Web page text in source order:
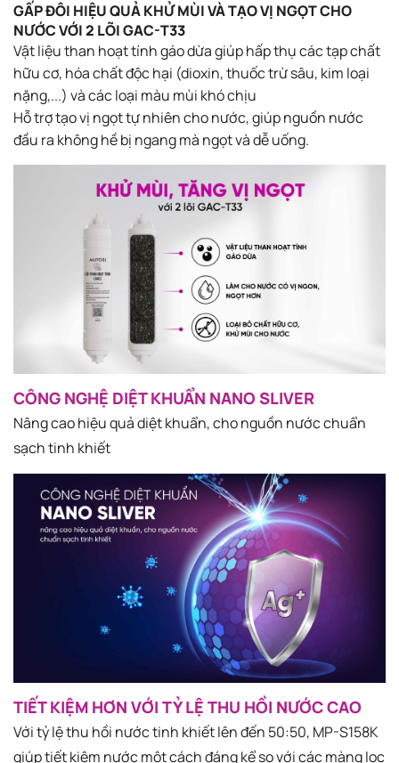
GẤP ĐÔI HIỆU QUẢ KHỬ MÙI VÀ TẠO VỊ NGỌT CHO
NƯỚC VỚI 2 LÕI GAC-T33
Vật liệu than hoạt tính gáo dừa giúp hấp thụ các tạp chất
hữu cơ, hóa chất độc hại (dioxin, thuốc trừ sâu, kim loại
nặng,...) và các loại màu mùi khó chịu
Hỗ trợ tạo vị ngọt tự nhiên cho nước, giúp nguồn nước
đầu ra không hề bị ngang mà ngọt và dễ uống.
CÔNG NGHỆ DIỆT KHUẨN NANO SLIVER
Nâng cao hiệu quả diệt khuẩn, cho nguồn nước chuẩn
sạch tinh khiết
TIẾT KIỆM HƠN VỚI TỶ LỆ THU HỒI NƯỚC CAO
Với tỷ lệ thu hồi nước tinh khiết lên đến 50:50, MP-S158K
giúp tiết kiệm nước một cách đáng kể so với các màng lọc